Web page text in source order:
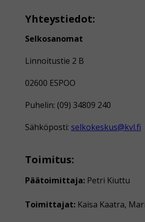
Yhteystiedot:
Selkosanomat
Linnoitustie 2 B
02600 ESPOO
Puhelin: (09) 34809 240
Sähköposti: selkokeskus@kvl.fi
Toimitus:
Päätoimittaja: Petri Kiuttu
Toimittajat: Kaisa Kaatra,